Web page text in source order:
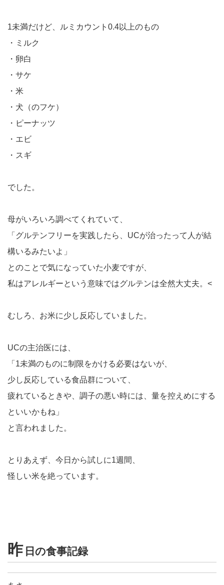
1未満だけど、ルミカウント0.4以上のもの
・ミルク
・卵白
・サケ
・米
・犬（のフケ）
・ピーナッツ
・エビ
・スギ
でした。
母がいろいろ調べてくれていて、
「グルテンフリーを実践したら、UCが治ったって人が結
構いるみたいよ」
とのことで気になっていた小麦ですが、
私はアレルギーという意味ではグルテンは全然大丈夫。<
むしろ、お米に少し反応していました。
UCの主治医には、
「1未満のものに制限をかける必要はないが、
少し反応している食品群について、
疲れているときや、調子の悪い時には、量を控えめにする
といいかもね」
と言われました。
とりあえず、今日から試しに1週間、
怪しい米を絶っています。
昨 日の食事記録